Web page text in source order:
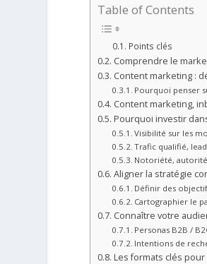
Table of Contents
Points clés
Comprendre le
Content marketing :
Pourquoi penser
Content marketing,
Pourquoi investir
Visibilité sur les
Trafic qualifié,
Notoriété,
Aligner la stratégie
Définir des
Cartographier le
Connaître votre
Personas B2B /
Intentions de
Les formats clés